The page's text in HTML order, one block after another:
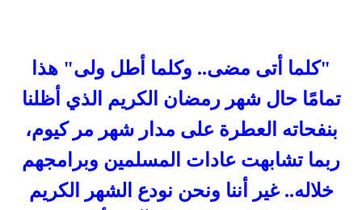
"كلما أتى مضى.. وكلما أطل ولى" هذا
تمامًا حال شهر رمضان الكريم الذي أظلنا
بنفحاته العطرة على مدار شهر مر كيوم،
ربما تشابهت عادات المسلمين وبرامجهم
خلاله.. غير أننا ونحن نودع الشهر الكريم